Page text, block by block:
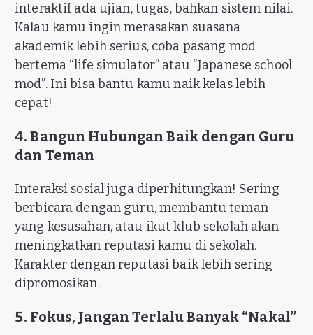
interaktif ada ujian, tugas, bahkan sistem nilai.
Kalau kamu ingin merasakan suasana
akademik lebih serius, coba pasang mod
bertema “life simulator” atau “Japanese school
mod”. Ini bisa bantu kamu naik kelas lebih
cepat!
4. Bangun Hubungan Baik dengan Guru
dan Teman
Interaksi sosial juga diperhitungkan! Sering
berbicara dengan guru, membantu teman
yang kesusahan, atau ikut klub sekolah akan
meningkatkan reputasi kamu di sekolah.
Karakter dengan reputasi baik lebih sering
dipromosikan.
5. Fokus, Jangan Terlalu Banyak “Nakal”